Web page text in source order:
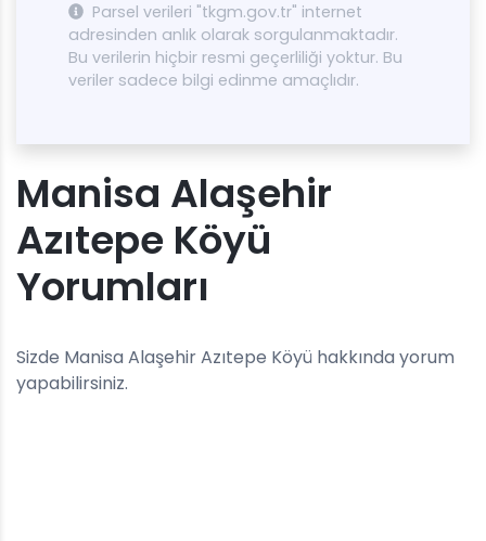
Parsel verileri "tkgm.gov.tr" internet
adresinden anlık olarak sorgulanmaktadır.
Bu verilerin hiçbir resmi geçerliliği yoktur. Bu
veriler sadece bilgi edinme amaçlıdır.
Manisa Alaşehir
Azıtepe Köyü
Yorumları
Sizde Manisa Alaşehir Azıtepe Köyü hakkında yorum
yapabilirsiniz.